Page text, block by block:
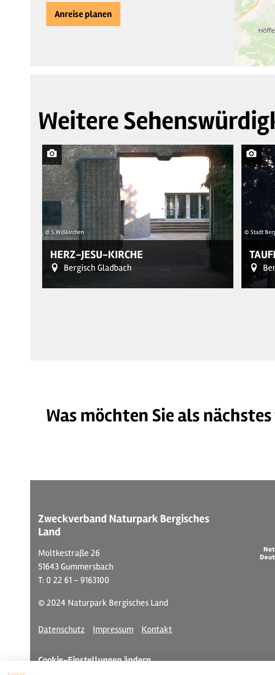
Anreise planen
Weitere
© S.Wißkirchen
HERZ-JESU-KIRCHE
Bergisch Gladbach
© S.Wißkirchen
© Stadt
© Stadt
Was möchten Sie als
Zweckverband Naturpark Bergisches
Land
Moltkestraße 26
51643 Gummersbach
T: 0 22 61 - 9163100
© 2024 Naturpark Bergisches Land
Datenschutz Impressum Kontakt
Cookie-Einstellungen ändern